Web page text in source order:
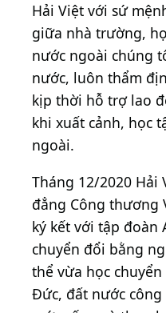
Hải Việt với sứ
giữa nhà trường,
nước ngoài chúng
nước, luôn thẩm
kịp thời hỗ trợ lao
khi xuất cảnh, học
ngoài.
Tháng 12/2020 Hải
đẳng Công thương
ký kết với tập đoàn
chuyển đổi bằng
thể vừa học
Đức, đất nước